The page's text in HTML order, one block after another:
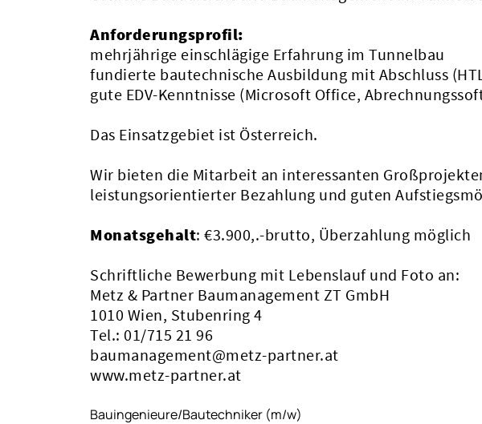
Anforderungsprofil:
mehrjährige einschlägige Erfahrung im Tunnelbau
fundierte bautechnische Ausbildung mit Abschluss
gute EDV-Kenntnisse (Microsoft Office,
Das Einsatzgebiet ist Österreich.
Wir bieten die Mitarbeit an interessanten
leistungsorientierter Bezahlung und guten
Monatsgehalt: €3.900,.-brutto, Überzahlung möglich
Schriftliche Bewerbung mit Lebenslauf und Foto an:
Metz & Partner Baumanagement ZT GmbH
1010 Wien, Stubenring 4
Tel.: 01/715 21 96
baumanagement@metz-partner.at
www.metz-partner.at
Bauingenieure/Bautechniker (m/w)